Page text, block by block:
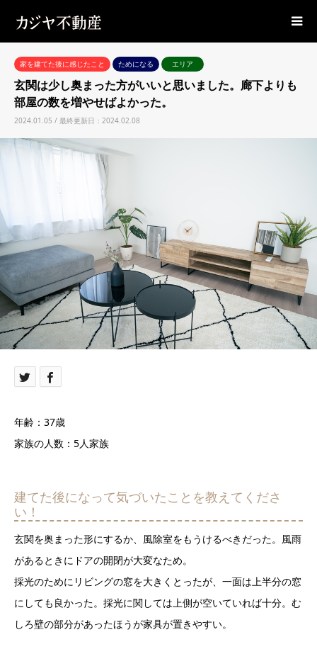
家を建てた後に感じたこと ためになる エリア
玄関は少し奥まった方がいいと思いました。廊下よりも
部屋の数を増やせばよかった。
2024.01.05 / 最終更新日：2024.02.08
年齢：37歳
家族の人数：5人家族
建てた後になって気づいたことを教えてくださ
い！
玄関を奥まった形にするか、風除室をもうけるべきだった。風雨
があるときにドアの開閉が大変なため。
採光のためにリビングの窓を大きくとったが、一面は上半分の窓
にしても良かった。採光に関しては上側が空いていれば十分。む
しろ壁の部分があったほうが家具が置きやすい。